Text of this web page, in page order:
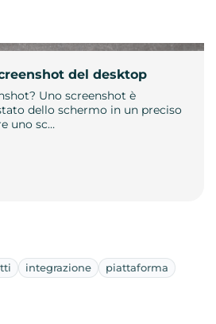
del desktop
Uno screenshot è
dello schermo in un preciso
uno sc…
integrazione piattaforma